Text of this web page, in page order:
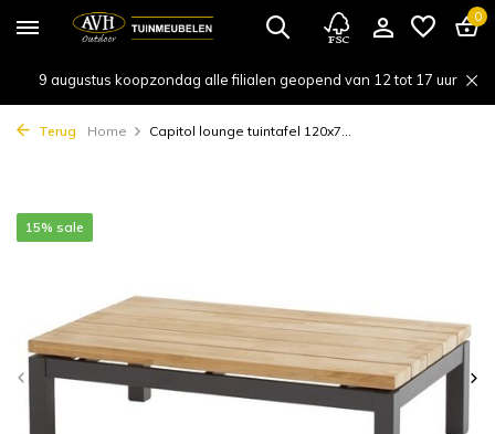
0
9 augustus koopzondag alle filialen geopend van 12 tot 17 uur
Terug Home Capitol lounge tuintafel 120x7...
15% sale